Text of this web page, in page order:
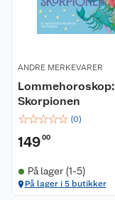
ANDRE MERKEVARER
Lommehoroskop:
Skorpionen
☆☆☆☆☆ (0)
14900
På lager (1-5)
På lager i 5 butikker